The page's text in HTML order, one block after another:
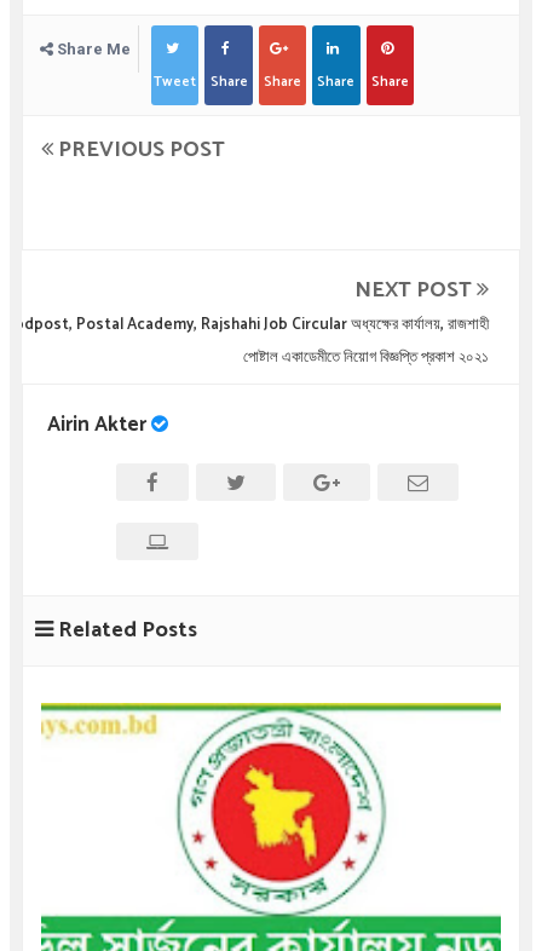
Share Me
Tweet Share Share Share Share
PREVIOUS POST
NEXT POST
bdpost, Postal Academy, Rajshahi Job Circular অধ্যক্ষের কার্যালয়, রাজশাহী
পোষ্টাল একাডেমীতে নিয়োগ বিজ্ঞপ্তি প্রকাশ ২০২১
Airin Akter
Related Posts